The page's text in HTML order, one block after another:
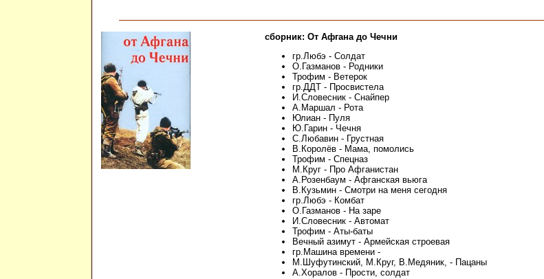
сборник: От Афгана до Чечни
гр.Любэ - Солдат
О.Газманов - Родники
Трофим - Ветерок
гр.ДДТ - Просвистела
И.Словесник - Снайпер
А.Маршал - Рота
Юлиан - Пуля
Ю.Гарин - Чечня
С.Любавин - Грустная
В.Королёв - Мама, помолись
Трофим - Спецназ
М.Круг - Про Афганистан
А.Розенбаум - Афганская вьюга
В.Кузьмин - Смотри на меня сегодня
гр.Любэ - Комбат
О.Газманов - На заре
И.Словесник - Автомат
Трофим - Аты-баты
Вечный азимут - Армейская строевая
гр.Машина времени -
М.Шуфутинский, М.Круг, В.Медяник, - Пацаны
А.Хоралов - Прости, солдат